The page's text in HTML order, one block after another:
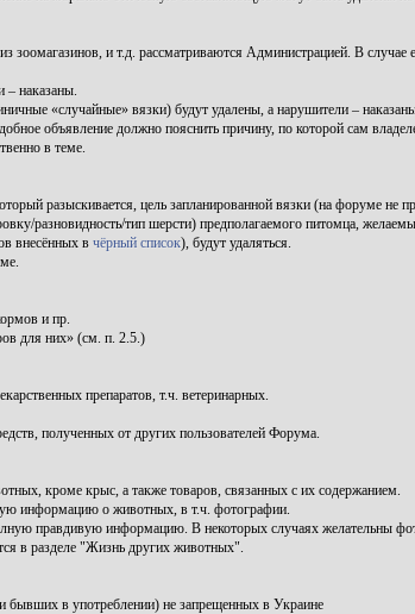
и т.д. рассматриваются Администрацией. В
наказаны.
«случайные» вязки) будут удалены, а нарушители –
объявление должно пояснить причину, по которой сам
в теме.
разыскивается, цель запланированной вязки (на форуме не
разновидность/тип шерсти) предполагаемого питомца,
внесённых в чёрный список), будут удаляться.
и пр.
для них» (см. п. 2.5.)
препаратов, т.ч. ветеринарных.
полученных от других пользователей Форума.
кроме крыс, а также товаров, связанных с их содержанием.
информацию о животных, в т.ч. фотографии.
правдивую информацию. В некоторых случаях желательны
в разделе "Жизнь других животных".
в употреблении) не запрещенных в Украине